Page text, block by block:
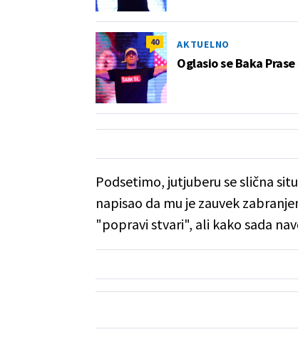
40 AKTUELNO
Oglasio se Baka
Podsetimo, jutjuberu se slična
napisao da mu je zauvek
"popravi stvari", ali kako sada